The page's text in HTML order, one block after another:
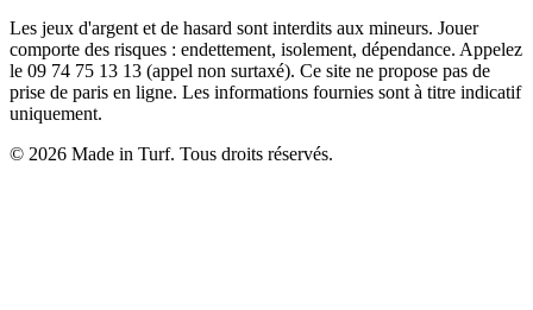
Les jeux d'argent et de hasard sont interdits aux mineurs. Jouer
comporte des risques : endettement, isolement, dépendance. Appelez
le 09 74 75 13 13 (appel non surtaxé). Ce site ne propose pas de
prise de paris en ligne. Les informations fournies sont à titre indicatif
uniquement.
© 2026 Made in Turf. Tous droits réservés.